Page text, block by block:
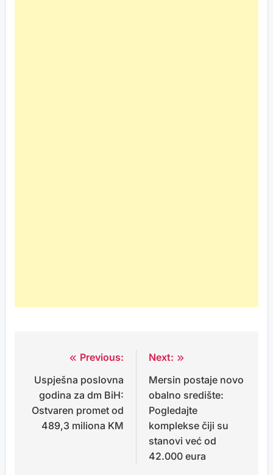
navigation
Previous:
Uspješna poslovna
godina za dm BiH:
Ostvaren promet od
489,3 miliona KM
Next:
Mersin postaje novo
obalno središte:
Pogledajte
komplekse čiji su
stanovi već od
42.000 eura